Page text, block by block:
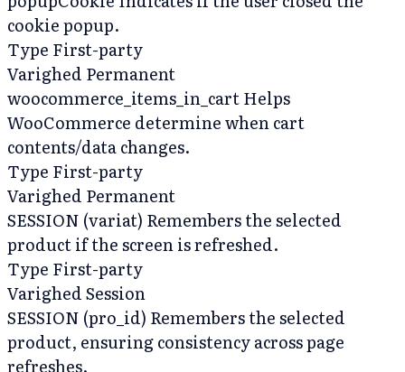
cookie popup.
Type First-party
Varighed Permanent
woocommerce_items_in_cartHelps
WooCommerce determine when cart
contents/data changes.
Type First-party
Varighed Permanent
SESSION (variat) Remembers the selected
product if the screen is refreshed.
Type First-party
VarighedSession
SESSION (pro_id) Remembers the selected
product, ensuring consistency across page
refreshes.